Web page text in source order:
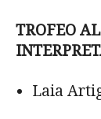
TROFEO
Laia